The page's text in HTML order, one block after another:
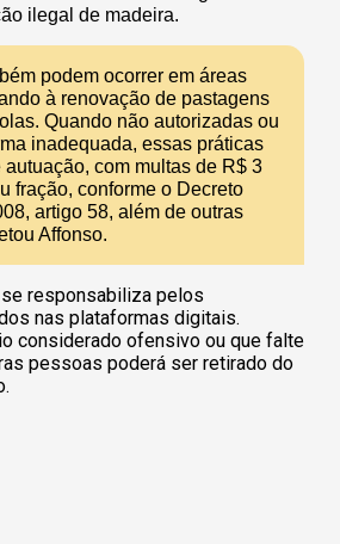
ilegal de madeira.
podem ocorrer em áreas
à renovação de pastagens
Quando não autorizadas ou
inadequada, essas práticas
com multas de R$ 3
fração, conforme o Decreto
artigo 58, além de outras
Affonso.
responsabiliza pelos
nas plataformas digitais.
considerado ofensivo ou que falte
pessoas poderá ser retirado do